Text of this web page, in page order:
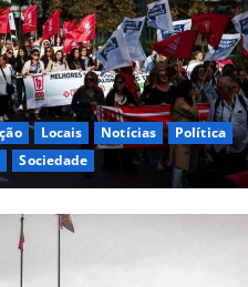
Locais Notícias
Política
Sociedade